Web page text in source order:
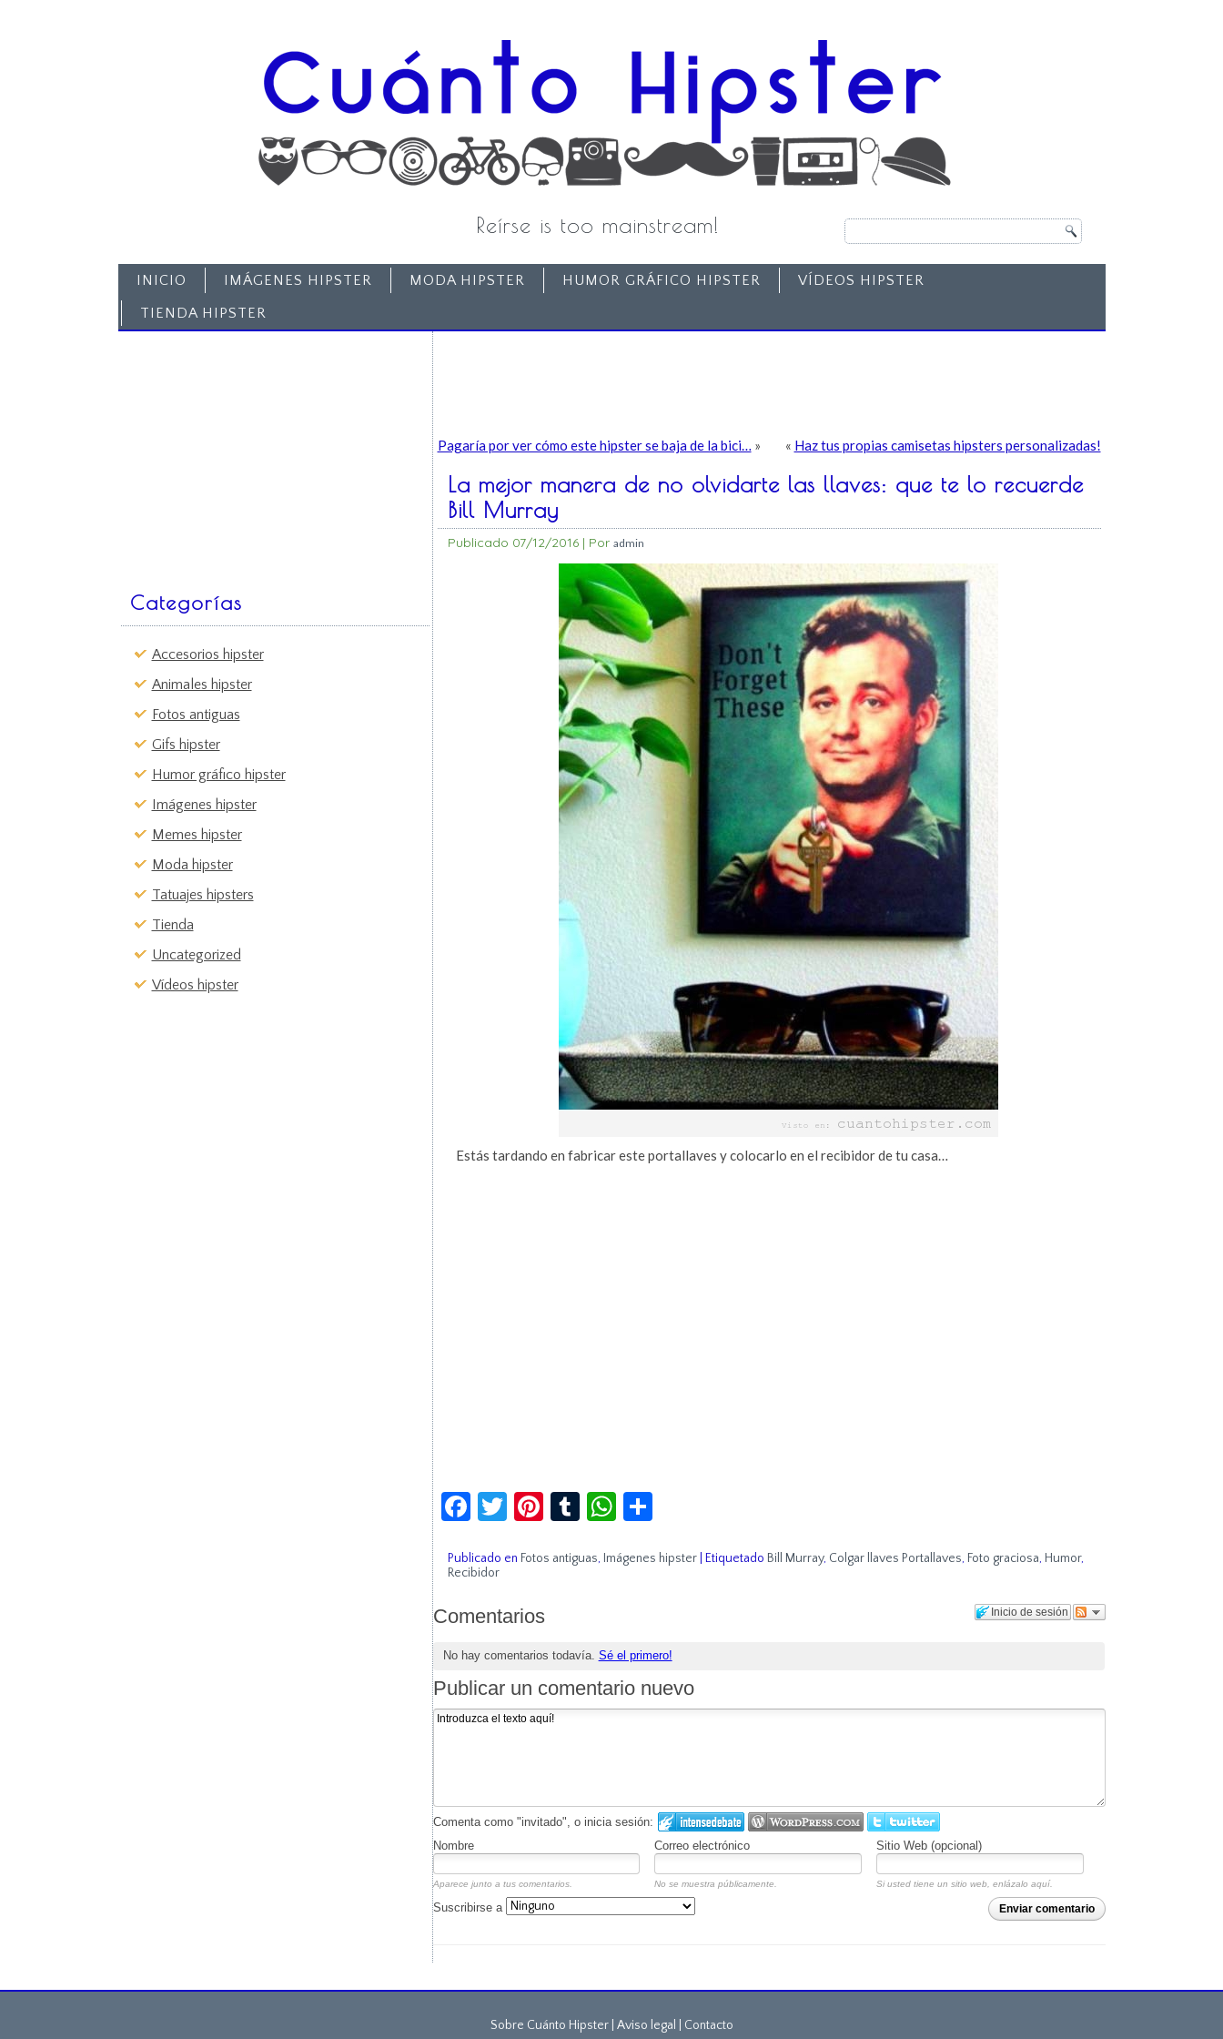
Reírse is too mainstream!
INICIO IMÁGENES HIPSTER MODA HIPSTER HUMOR GRÁFICO HIPSTER
VÍDEOS HIPSTER
TIENDA HIPSTER
Categorías
Accesorios hipster
Animales hipster
Fotos antiguas
Gifs hipster
Humor gráfico hipster
Imágenes hipster
Memes hipster
Moda hipster
Tatuajes hipsters
Tienda
Uncategorized
Vídeos hipster
Pagaría por ver cómo este hipster se baja de la bici… » « Haz tus propias camisetas hipsters personalizadas!
La mejor manera de no olvidarte las llaves: que te lo recuerde
Bill Murray
Publicado 07/12/2016| Por admin
Estás tardando en fabricar este portallaves y colocarlo en el recibidor de tu casa…
Facebook
Twitter
Pinterest
TumblrWhatsApp
Compartir
Publicado en Fotos antiguas, Imágenes hipster| Etiquetado Bill Murray, Colgar llaves Portallaves, Foto graciosa, Humor,
Recibidor
Inicio de sesión
Comentarios
No hay comentarios todavía. Sé el primero!
Publicar un comentario nuevo
Comenta como "invitado", o inicia sesión:
Nombre
Correo electrónico Sitio Web (opcional)
Aparece junto a tus comentarios. No se muestra públicamente. Si usted tiene un sitio web, enlázalo aquí.
Enviar comentario
Suscribirse a
Sobre Cuánto Hipster | Aviso legal | Contacto